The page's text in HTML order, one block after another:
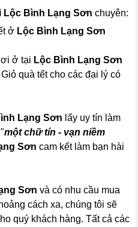
Lộc Bình Lạng Sơnchuyên:
ở Lộc Bình Lạng Sơn
ở tại Lộc Bình Lạng Sơn
quà tết cho các đại lý có
Lạng Sơn lấy uy tín làm
một chữ tín - vạn niềm
Sơn cam kết làm bạn hài
Sơn và có nhu cầu mua
cách xa, chúng tôi sẽ
quý khách hàng. Tất cả các